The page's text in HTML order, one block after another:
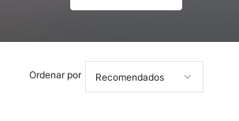
Ordenar por